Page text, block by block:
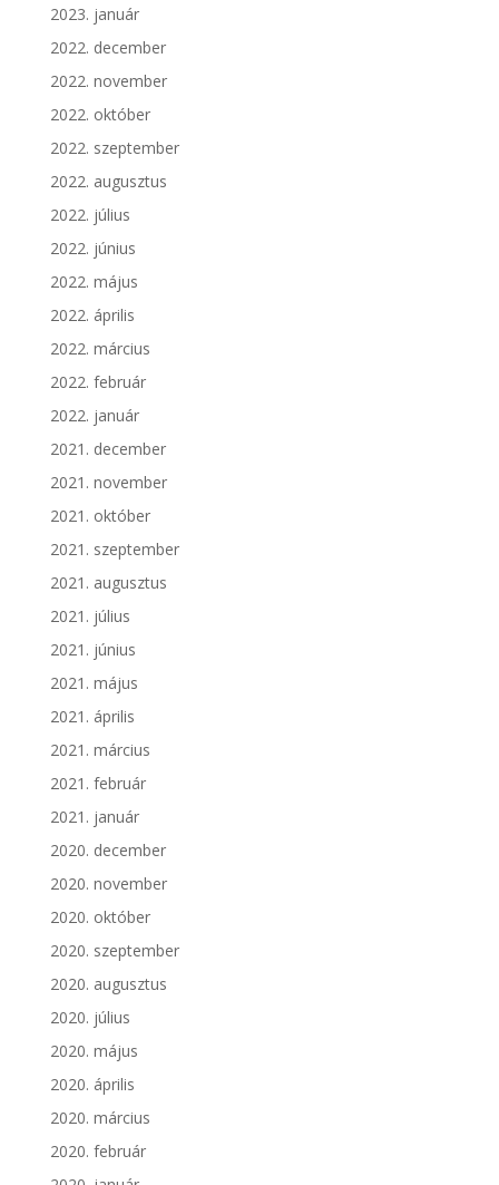
2023. január
2022. december
2022. november
2022. október
2022. szeptember
2022. augusztus
2022. július
2022. június
2022. május
2022. április
2022. március
2022. február
2022. január
2021. december
2021. november
2021. október
2021. szeptember
2021. augusztus
2021. július
2021. június
2021. május
2021. április
2021. március
2021. február
2021. január
2020. december
2020. november
2020. október
2020. szeptember
2020. augusztus
2020. július
2020. május
2020. április
2020. március
2020. február